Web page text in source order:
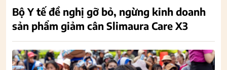
Bộ Y tế đề nghị gỡ bỏ, ngừng kinh doanh
sản phẩm giảm cân Slimaura Care X3